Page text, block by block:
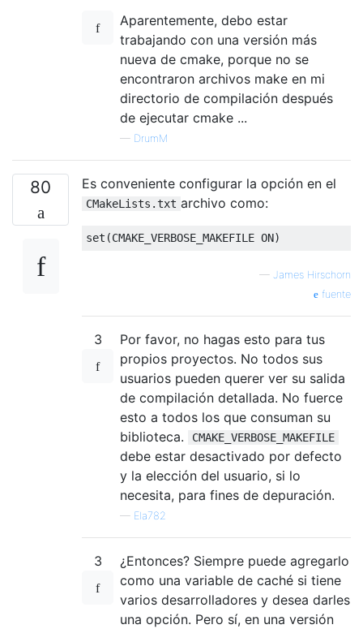
Aparentemente, debo estar
trabajando con una versión más
nueva de cmake, porque no se
encontraron archivos make en mi
directorio de compilación después
de ejecutar cmake ...
— DrumM
80 Es conveniente configurar la opción en el
CMakeLists.txt archivo como:
— James Hirschorn
fuente
3
Por favor, no hagas esto para tus
propios proyectos. No todos sus
usuarios pueden querer ver su salida
de compilación detallada. No fuerce
esto a todos los que consuman su
biblioteca.
CMAKE_VERBOSE_MAKEFILE
debe estar desactivado por defecto
y la elección del usuario, si lo
necesita, para fines de depuración.
— Ela782
3
¿Entonces? Siempre puede agregarlo
como una variable de caché si tiene
varios desarrolladores y desea darles
una opción. Pero sí, en una versión